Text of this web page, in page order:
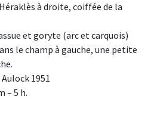
à droite, coiffée de la
et goryte (arc et carquois)
le champ à gauche, une petite
Aulock 1951
– 5 h.